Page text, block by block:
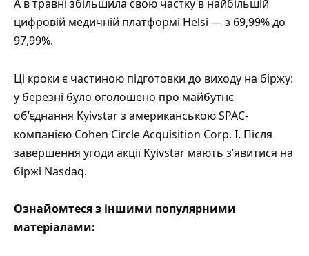
А в травні збільшила свою частку в найбільшій
цифровій медичній платформі Helsi — з 69,99% до
97,99%.
Ці кроки є частиною підготовки до виходу на біржу:
у березні було оголошено про майбутнє
об’єднання Kyivstar з американською SPAC-
компанією Cohen Circle Acquisition Corp. I. Після
завершення угоди акції Kyivstar мають з’явитися на
біржі Nasdaq.
Ознайомтеся з іншими популярними
матеріалами: